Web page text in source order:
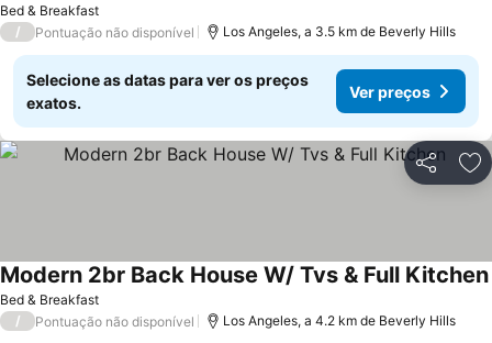
Bed & Breakfast
/ Pontuação não disponível Los Angeles, a 3.5 km de Beverly Hills
Selecione as datas para ver os preços
exatos.
Ver preços
Partilhar
Bed & Breakfast
Modern 2br Back House W/ Tvs & Full Kitchen
/ Pontuação não disponível Los Angeles, a 4.2 km de Beverly Hills